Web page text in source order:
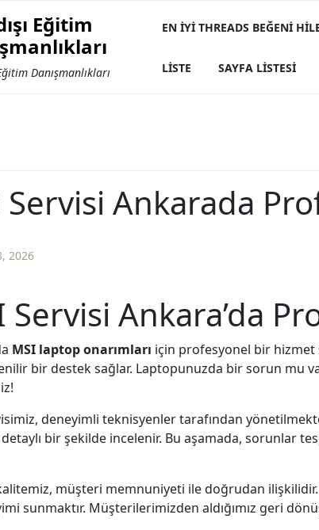
Eğitim
Danışmanlıkları
EN İYI THREADS BEĞENI
LISTE SAYFA LISTESI
Servisi Ankarada
2026
Servisi Ankara’da
MSI laptop onarımları için profesyonel bir hizmet
bir destek sağlar. Laptopunuzda bir sorun mu
deneyimli teknisyenler tarafından
bir şekilde incelenir. Bu aşamada, sorunlar
müşteri memnuniyeti ile doğrudan
sunmaktır. Müşterilerimizden aldığımız geri